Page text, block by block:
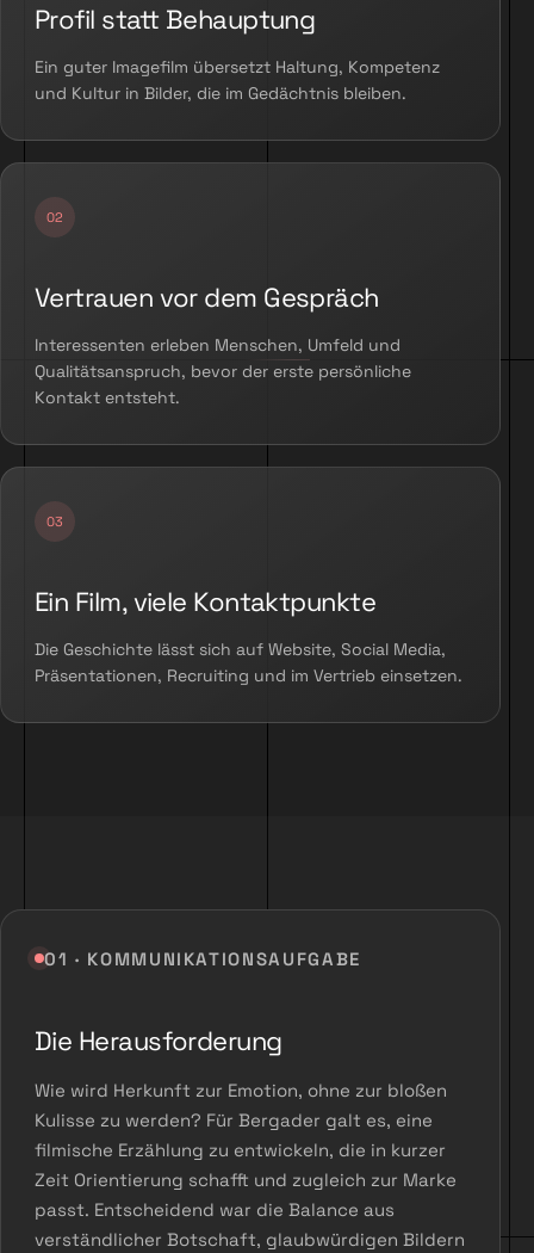
Profil statt Behauptung
Ein guter Imagefilm übersetzt Haltung, Kompetenz
und Kultur in Bilder, die im Gedächtnis bleiben.
Vertrauen vor dem Gespräch
Interessenten erleben Menschen, Umfeld und
Qualitätsanspruch, bevor der erste persönliche
Kontakt entsteht.
Ein Film, viele Kontaktpunkte
Die Geschichte lässt sich auf Website, Social Media,
Präsentationen, Recruiting und im Vertrieb einsetzen.
01 · KOMMUNIKATIONSAUFGABE
Die Herausforderung
Wie wird Herkunft zur Emotion, ohne zur bloßen
Kulisse zu werden? Für Bergader galt es, eine
filmische Erzählung zu entwickeln, die in kurzer
Zeit Orientierung schafft und zugleich zur Marke
passt. Entscheidend war die Balance aus
verständlicher Botschaft, glaubwürdigen Bildern